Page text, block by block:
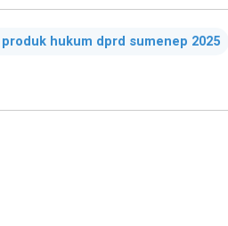
produk hukum dprd sumenep 2025